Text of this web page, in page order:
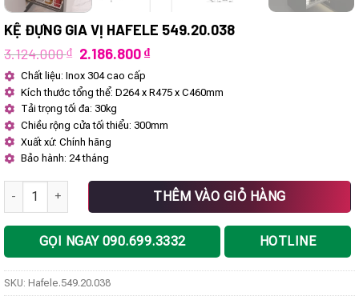
KỆ ĐỰNG GIA VỊ HAFELE 549.20.038
3.124.000₫ Giá
là:
3.124.000 ₫.
2.186.800₫Giá
là:
Chất liệu: Inox 304 cao cấp
Kích thước tổng thể: D264 x R475 x C460mm
Tải trọng tối đa: 30kg
Chiều rộng cửa tối thiểu: 300mm
Xuất xứ: Chính hãng
Bảo hành: 24 tháng
Kệ đựng gia vị Hafele 549.20.038 số lượngTHÊM VÀO GIỎ HÀNG
GỌI NGAY 090.699.3332 HOTLINE
SKU: Hafele.549.20.038